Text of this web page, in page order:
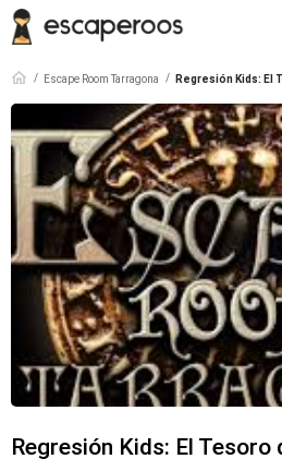
Escape Room Tarragona Regresión Kids: El
Regresión Kids: El Tesoro